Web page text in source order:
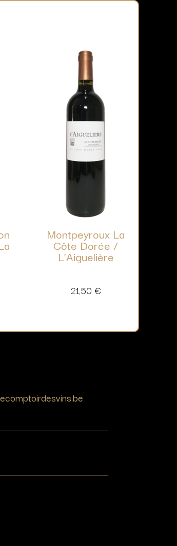
Montpeyroux La
Côte Dorée /
L’Aiguelière
21,50 €